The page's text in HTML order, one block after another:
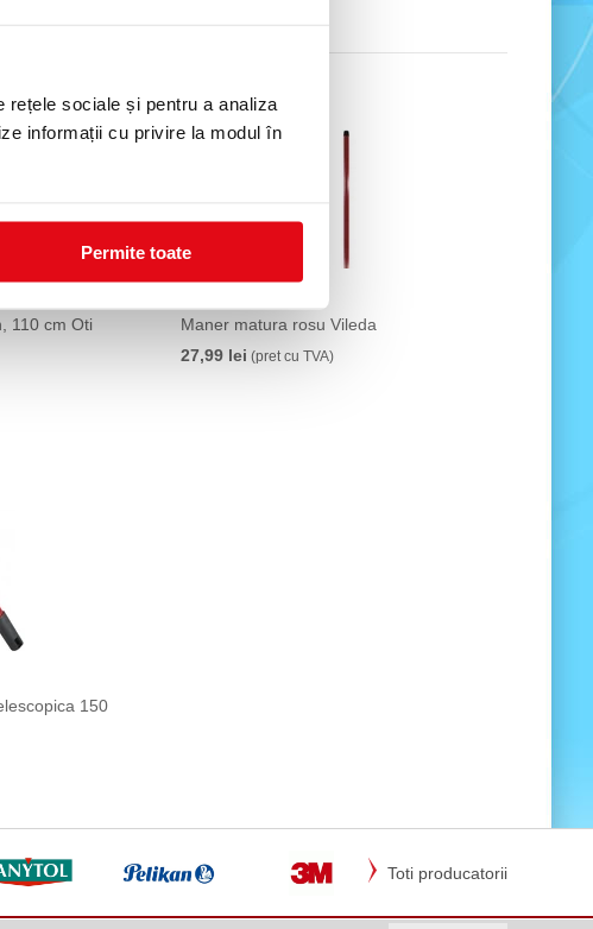
rețele sociale și pentru a analiza
informații cu privire la modul în
Permite toate
110 cm Oti
Maner matura rosu Vileda
27,99 lei (pret cu TVA)
150
Toti producatorii